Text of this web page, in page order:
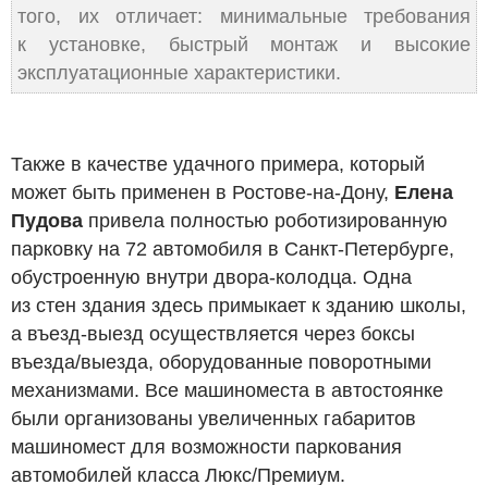
того, их отличает: минимальные требования
к установке, быстрый монтаж и высокие
эксплуатационные характеристики.
Также в качестве удачного примера, который
может быть применен в Ростове-на-Дону, Елена
Пудова привела полностью роботизированную
парковку на 72 автомобиля в Санкт-Петербурге,
обустроенную внутри двора-колодца. Одна
из стен здания здесь примыкает к зданию школы,
а въезд-выезд осуществляется через боксы
въезда/выезда, оборудованные поворотными
механизмами. Все машиноместа в автостоянке
были организованы увеличенных габаритов
машиномест для возможности паркования
автомобилей класса Люкс/Премиум.